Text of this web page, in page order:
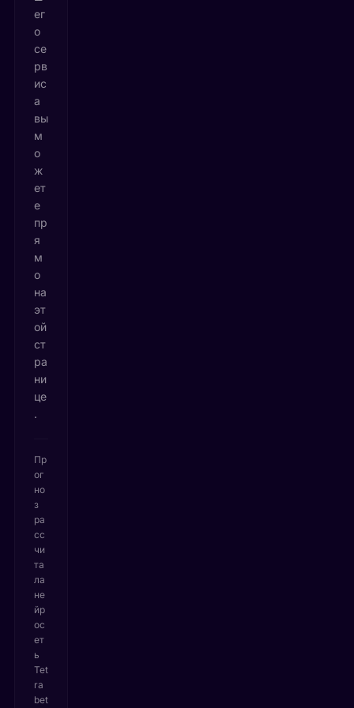
ег
о
се
рв
ис
а
вы
м
о
ж
ет
е
пр
я
м
о
на
эт
ой
ст
ра
ни
це
.
Пр
ог
но
з
ра
сс
чи
та
ла
не
йр
ос
ет
ь
Tet
ra
bet